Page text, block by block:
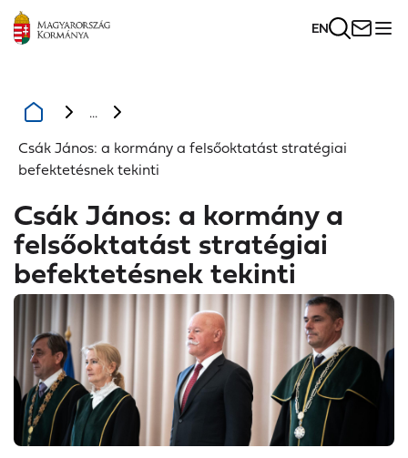
EN
...
Csák János: a kormány a felsőoktatást stratégiai
befektetésnek tekinti
Csák János: a kormány a
felsőoktatást stratégiai
befektetésnek tekinti